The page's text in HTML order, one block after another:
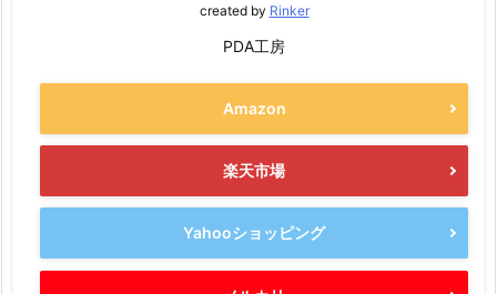
created by Rinker
PDA工房
Amazon
楽天市場
Yahooショッピング